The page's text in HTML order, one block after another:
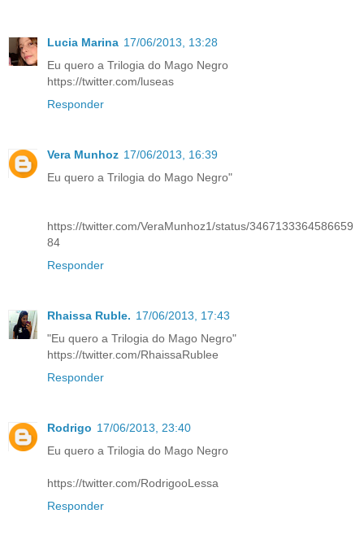
Lucia Marina 17/06/2013, 13:28
Eu quero a Trilogia do Mago Negro
https://twitter.com/luseas
Responder
Vera Munhoz 17/06/2013, 16:39
Eu quero a Trilogia do Mago Negro"
https://twitter.com/VeraMunhoz1/status/3467133364586659
84
Responder
Rhaissa Ruble. 17/06/2013, 17:43
"Eu quero a Trilogia do Mago Negro"
https://twitter.com/RhaissaRublee
Responder
Rodrigo 17/06/2013, 23:40
Eu quero a Trilogia do Mago Negro
https://twitter.com/RodrigooLessa
Responder